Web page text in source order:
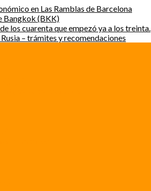
en Las Ramblas de Barcelona
Bangkok (BKK)
los cuarenta que empezó ya a los treinta.
– trámites y recomendaciones